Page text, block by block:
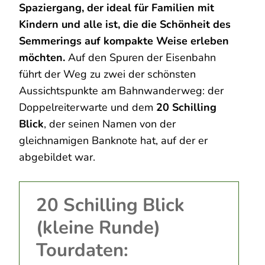
Spaziergang, der ideal für Familien mit
Kindern und alle ist, die die Schönheit des
Semmerings auf kompakte Weise erleben
möchten. Auf den Spuren der Eisenbahn
führt der Weg zu zwei der schönsten
Aussichtspunkte am Bahnwanderweg: der
Doppelreiterwarte und dem 20 Schilling
Blick, der seinen Namen von der
gleichnamigen Banknote hat, auf der er
abgebildet war.
20 Schilling Blick
(kleine Runde)
Tourdaten: